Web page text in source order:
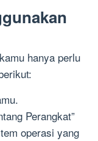
hanya perlu
Perangkat”
operasi yang